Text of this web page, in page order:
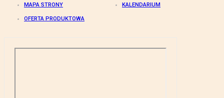
MAPA STRONY KALENDARIUM
OFERTA PRODUKTOWA